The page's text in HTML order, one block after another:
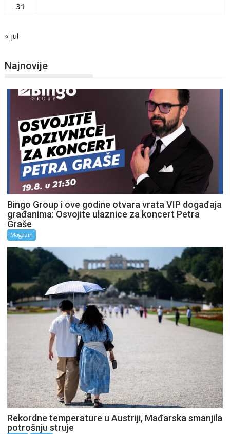
31
« jul
Najnovije
Bingo Group i ove godine otvara vrata VIP događaja
građanima: Osvojite ulaznice za koncert Petra
Graše
Magazin
Rekordne temperature u Austriji, Mađarska smanjila
potrošnju struje